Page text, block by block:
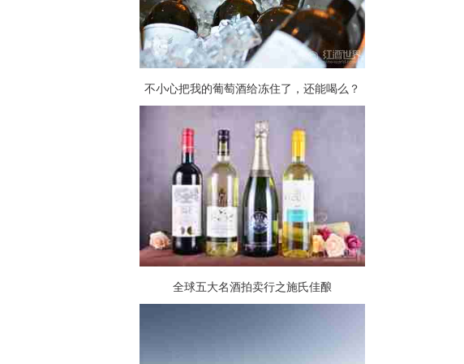
不小心把我的葡萄酒给冻住了，还能喝么？
全球五大名酒拍卖行之施氏佳酿